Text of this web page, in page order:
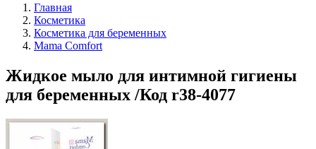
Главная
Косметика
Косметика для беременных
Mama Comfort
Жидкое мыло для интимной гигиены
для беременных /Код r38-4077